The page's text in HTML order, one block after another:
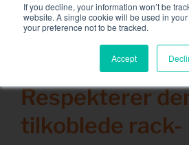
If you decline, your information won’t be
website. A single cookie will be used in
your preference not to be tracked.
Accept
Tilknyttede tjenester
Sektor og løsninger
Selskap
Ressurser
Search
for:
Respekterer
tilkoblede rack-